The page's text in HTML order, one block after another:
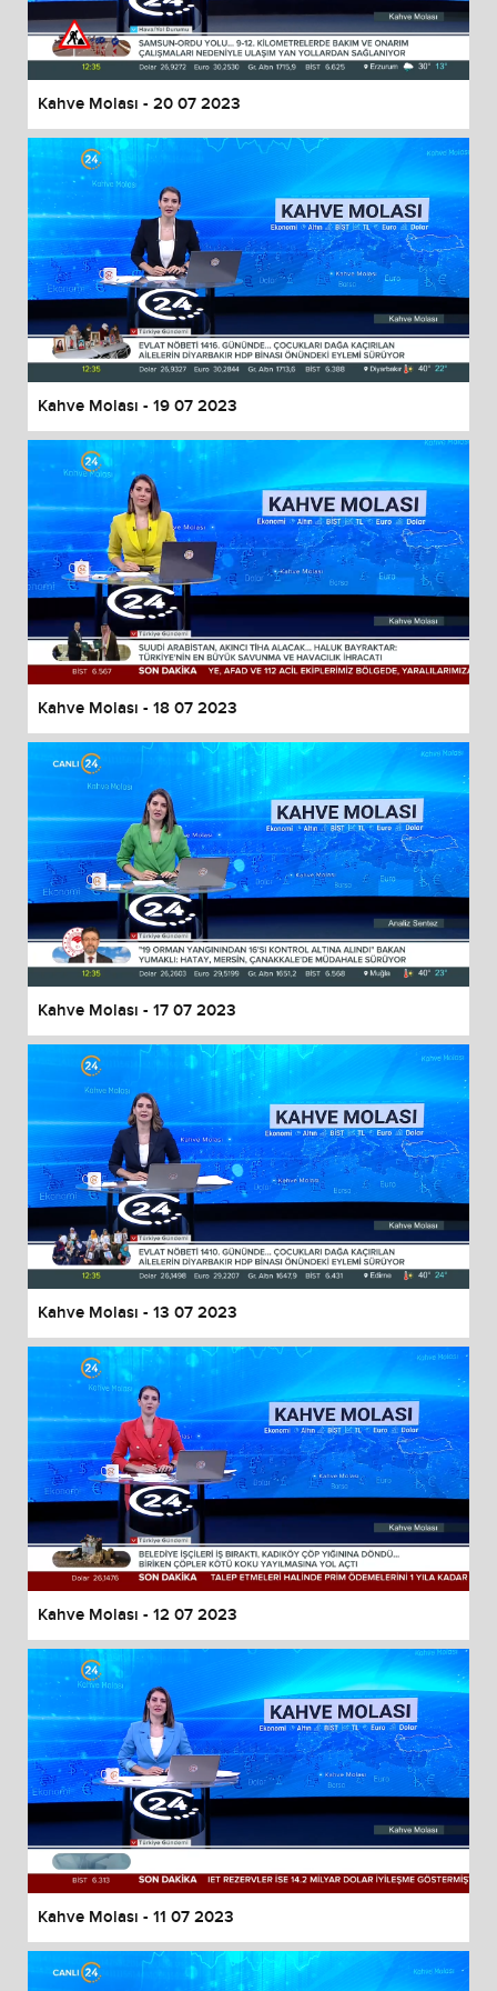
End of dialog window.
Kahve Molası - 20 07 2023
Kahve Molası - 19 07 2023
Kahve Molası - 18 07 2023
Kahve Molası - 17 07 2023
Kahve Molası - 13 07 2023
Kahve Molası - 12 07 2023
Kahve Molası - 11 07 2023